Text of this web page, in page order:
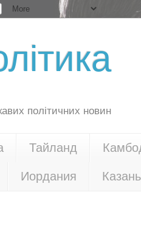
політичних новин
Тайланд
Иордания Казань